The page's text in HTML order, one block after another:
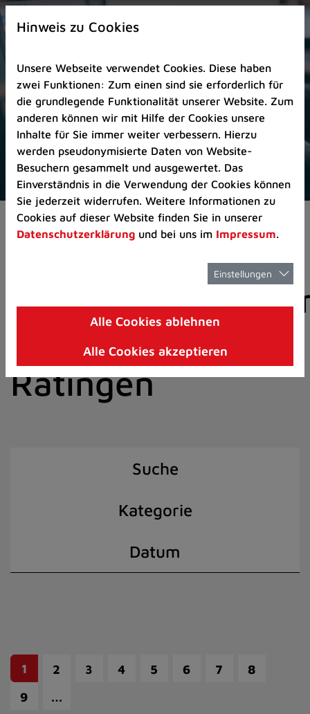
Zur
Startseite
Zum
Seitenanfang
springen
(Schnelltaste
A)
Zur
Navigation/Menü
springen
(Schnelltaste
M)
Zur
8)
I)
Pressemeldungen
der Stadt
Ratingen
Suche
Kategorie
Datum
1 2 3 4 5 6 7
8
9
…
Hinweis zu Cookies
Unsere Webseite verwendet Cookies. Diese haben
zwei Funktionen: Zum einen sind sie erforderlich für
die grundlegende Funktionalität unserer Website. Zum
anderen können wir mit Hilfe der Cookies unsere
Inhalte für Sie immer weiter verbessern. Hierzu
werden pseudonymisierte Daten von Website-
Besuchern gesammelt und ausgewertet. Das
Einverständnis in die Verwendung der Cookies können
Sie jederzeit widerrufen. Weitere Informationen zu
Cookies auf dieser Website finden Sie in unserer
Datenschutzerklärung und bei uns im Impressum.
Einstellungen
Alle Cookies ablehnen
Alle Cookies akzeptieren